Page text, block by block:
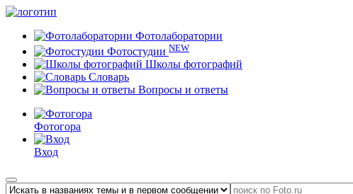
Фотолаборатории
Фотостудии NEW
Школы фотографий
Словарь
Вопросы и ответы
Фотогора
Вход